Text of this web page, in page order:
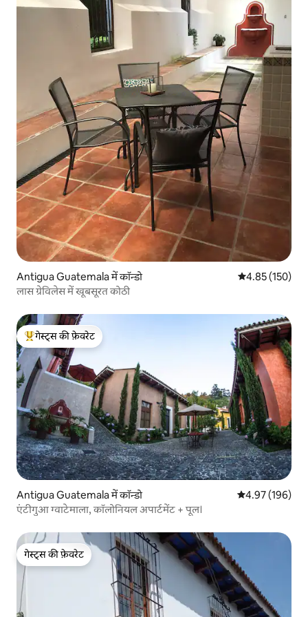
Antigua Guatemala में कॉन्डो औसत रेटिंग 5 में से
4.85 (150)
लास ग्रेविलेस में खूबसूरत कोठी
गेस्ट्स का टॉप फ़ेवरेट
गेस्ट्स की फ़ेवरेट
Antigua Guatemala में कॉन्डो औसत रेटिंग 5 में से
4.97 (196)
एंटीगुआ ग्वाटेमाला, कॉलोनियल अपार्टमेंट + पूल।
गेस्ट्स की फ़ेवरेट
गेस्ट्स की फ़ेवरेट